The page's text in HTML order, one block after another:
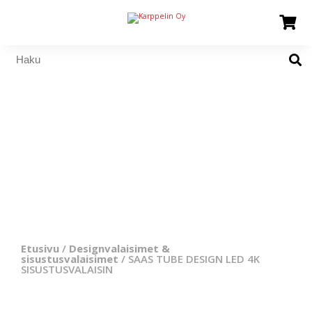
Etusivu / Designvalaisimet &
sisustusvalaisimet / SAAS TUBE DESIGN LED 4K
SISUSTUSVALAISIN